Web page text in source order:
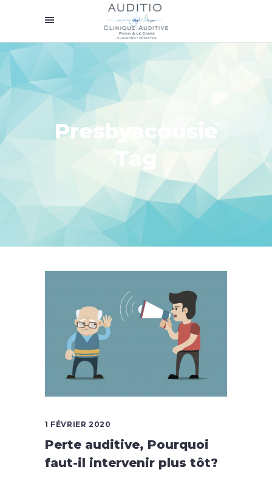
Presbyacousie
1 FÉVRIER 2020
Perte auditive, Pourquoi
faut-il intervenir plus tôt?